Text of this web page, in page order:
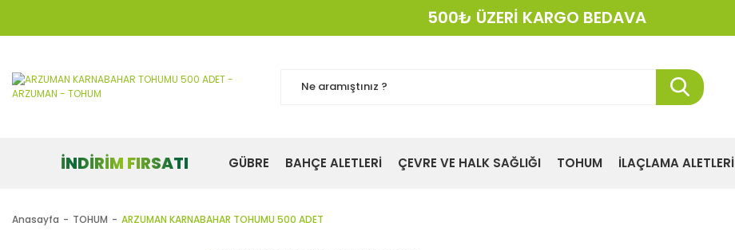
500₺ ÜZERİ KARGO BEDAVA
İNDİRİM FIRSATI GÜBRE BAHÇE ALETLERİ ÇEVRE VE HALK SAĞLIĞI TOHUM İLAÇLAMA ALETLERİ
Anasayfa TOHUM ARZUMAN KARNABAHAR TOHUMU 500 ADET